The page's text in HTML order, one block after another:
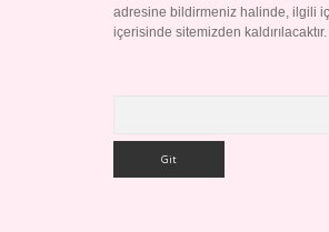
adresine bildirmeniz halinde, ilgili
içerisinde sitemizden kaldırılacaktır.